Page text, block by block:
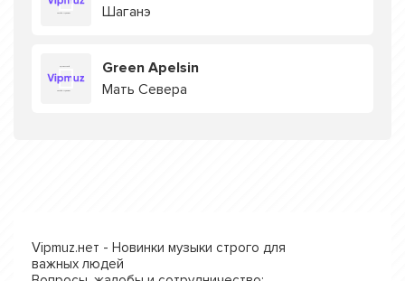
Шаганэ
Green Apelsin
Мать Севера
Vipmuz.нет - Новинки музыки строго для
важных людей